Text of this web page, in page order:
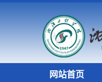
网站首页